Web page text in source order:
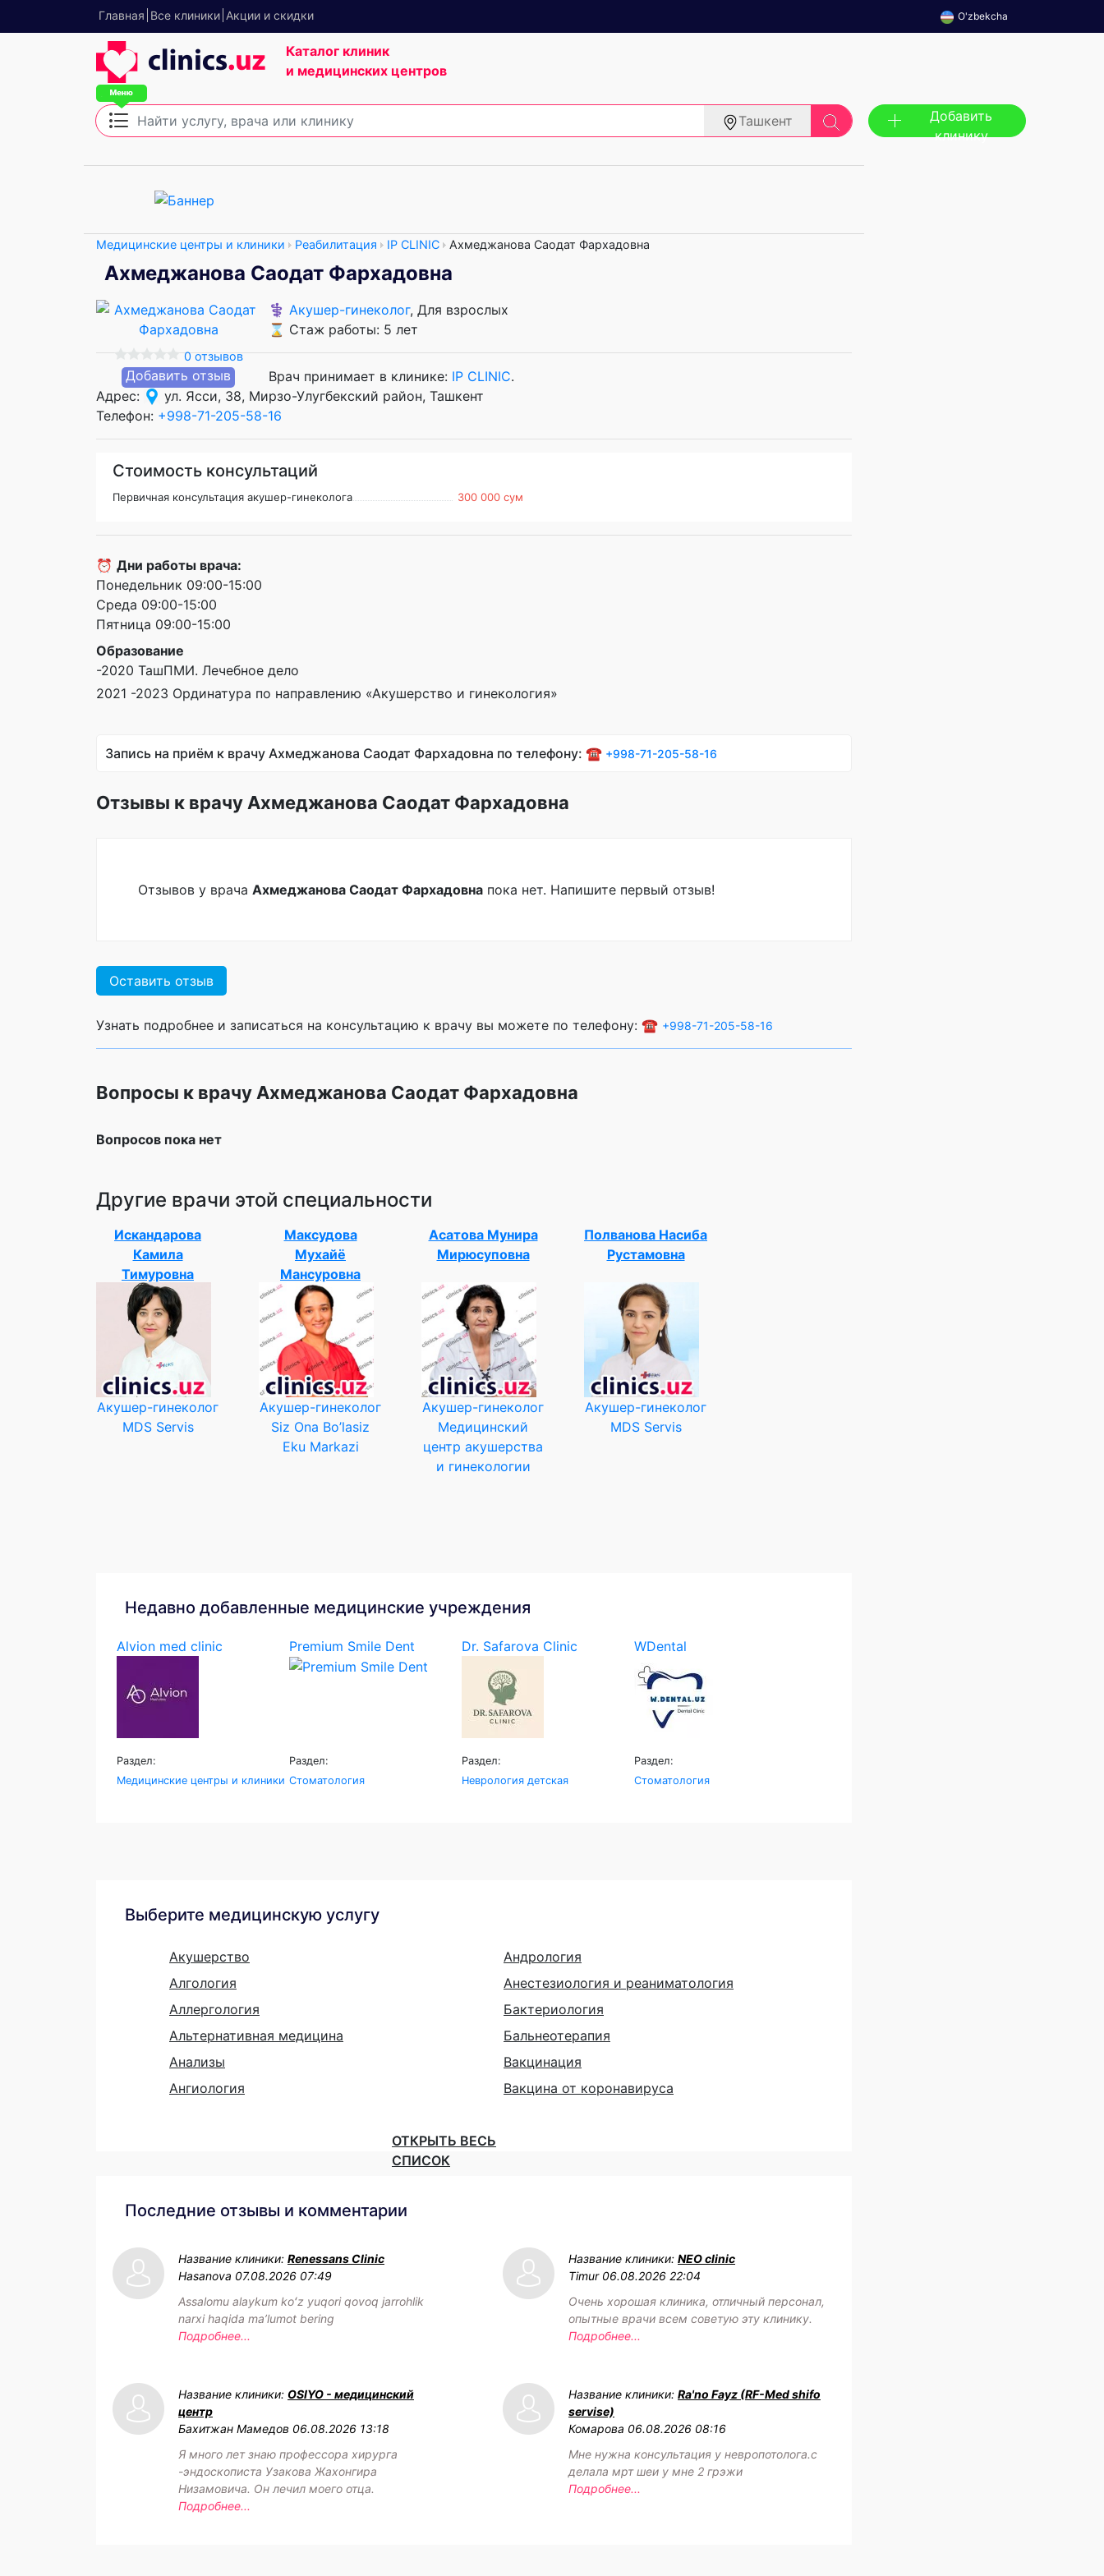
Главная Все клиники Акции и скидки O'zbekcha
Каталог клиник
и медицинских центров
Ташкент
Добавить
клинику
Медицинские центры и клиники Реабилитация IP CLINIC Ахмеджанова Саодат Фархадовна
Ахмеджанова Саодат Фархадовна
0 отзывов
Добавить отзыв
⚕️ Акушер-гинеколог, Для взрослых
⌛ Стаж работы: 5 лет
Врач принимает в клинике: IP CLINIC.
Адрес:
ул. Ясси, 38, Мирзо-Улугбекский район, Ташкент
Телефон: +998-71-205-58-16
Стоимость консультаций
Первичная консультация акушер-гинеколога 300 000 сум
⏰ Дни работы врача:
Понедельник 09:00-15:00
Среда 09:00-15:00
Пятница 09:00-15:00
Образование
-2020 ТашПМИ. Лечебное дело
2021 -2023 Ординатура по направлению «Акушерство и гинекология»
Запись на приём к врачу Ахмеджанова Саодат Фархадовна по телефону: ☎️ +998-71-205-58-16
Отзывы к врачу Ахмеджанова Саодат Фархадовна
Отзывов у врача Ахмеджанова Саодат Фархадовна пока нет. Напишите первый отзыв!
Оставить отзыв
Узнать подробнее и записаться на консультацию к врачу вы можете по телефону: ☎️ +998-71-205-58-16
Вопросы к врачу Ахмеджанова Саодат Фархадовна
Вопросов пока нет
Другие врачи этой специальности
Искандарова
Камила
Тимуровна
Акушер-гинеколог
MDS Servis
Максудова
Мухайё
Мансуровна
Акушер-гинеколог
Siz Ona Bo’lasiz
Eku Markazi
Асатова Мунира
Мирюсуповна
Акушер-гинеколог
Медицинский
центр акушерства
и гинекологии
Полванова Насиба
Рустамовна
Акушер-гинеколог
MDS Servis
Недавно добавленные медицинские учреждения
Alvion med clinic
Раздел:
Медицинские центры и клиники
Premium Smile Dent
Раздел:
Стоматология
Dr. Safarova Clinic
Раздел:
Неврология детская
WDental
Раздел:
Стоматология
Выберите медицинскую услугу
Акушерство
Алгология
Аллергология
Альтернативная медицина
Анализы
Ангиология
Андрология
Анестезиология и реаниматология
Бактериология
Бальнеотерапия
Вакцинация
Вакцина от коронавируса
ОТКРЫТЬ ВЕСЬ
СПИСОК
Последние отзывы и комментарии
Название клиники: Renessans Clinic
Hasanova 07.08.2026 07:49
Assalomu alaykum koʻz yuqori qovoq jarrohlik
narxi haqida maʼlumot bering
Подробнее...
Название клиники: NEO clinic
Timur 06.08.2026 22:04
Очень хорошая клиника, отличный персонал,
опытные врачи всем советую эту клинику.
Подробнее...
Название клиники: OSIYO - медицинский
центр
Бахитжан Мамедов 06.08.2026 13:18
Я много лет знаю профессора хирурга
-эндоскописта Узакова Жахонгира
Низамовича. Он лечил моего отца.
Подробнее...
Название клиники: Ra'no Fayz (RF-Med shifo
servise)
Комарова 06.08.2026 08:16
Мне нужна консультация у невропотолога.с
делала мрт шеи у мне 2 грэжи
Подробнее...